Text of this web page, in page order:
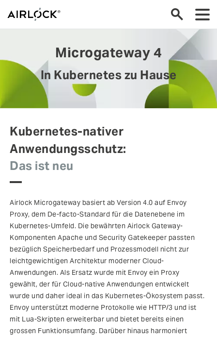
Microgateway 4
In Kubernetes zu Hause
Kubernetes-nativer
Anwendungsschutz:
Das ist neu
Airlock Microgateway basiert ab Version 4.0 auf Envoy
Proxy, dem De-facto-Standard für die Datenebene im
Kubernetes-Umfeld. Die bewährten Airlock Gateway-
Komponenten Apache und Security Gatekeeper passten
bezüglich Speicherbedarf und Prozessmodell nicht zur
leichtgewichtigen Architektur moderner Cloud-
Anwendungen. Als Ersatz wurde mit Envoy ein Proxy
gewählt, der für Cloud-native Anwendungen entwickelt
wurde und daher ideal in das Kubernetes-Ökosystem passt.
Envoy unterstützt moderne Protokolle wie HTTP/3 und ist
mit Lua-Skripten erweiterbar und bietet bereits einen
grossen Funktionsumfang. Darüber hinaus harmoniert